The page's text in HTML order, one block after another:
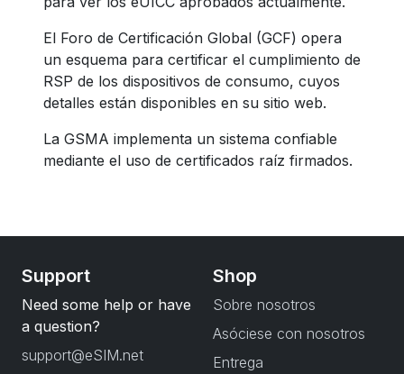
El Foro de Certificación Global (GCF) opera
un esquema para certificar el cumplimiento de
RSP de los dispositivos de consumo, cuyos
detalles están disponibles en su sitio web.
La GSMA implementa un sistema confiable
mediante el uso de certificados raíz firmados.
Support
Need some help or have
a question?
support@eSIM.net
Shop
Sobre nosotros
Asóciese con nosotros
Entrega